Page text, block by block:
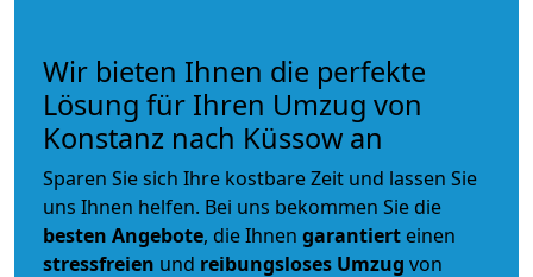
Wir bieten Ihnen die perfekte
Lösung für Ihren Umzug von
Konstanz nach Küssow an
Sparen Sie sich Ihre kostbare Zeit und lassen Sie
uns Ihnen helfen. Bei uns bekommen Sie die
besten Angebote, die Ihnen garantiert einen
stressfreien und reibungsloses Umzug von